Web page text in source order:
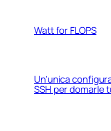
Watt for FLOPS
Un’unica
SSH per domarle